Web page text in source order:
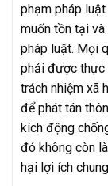
phạm pháp luật
muốn tồn tại
pháp luật. Mọi
phải được thực
trách nhiệm xã
để phát tán
kích động
đó không còn
hại lợi ích